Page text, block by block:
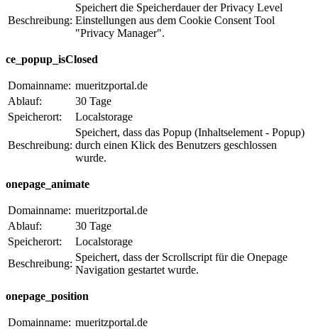
Beschreibung:
Speichert die Speicherdauer der Privacy Level
Einstellungen aus dem Cookie Consent Tool
"Privacy Manager".
ce_popup_isClosed
Domainname: mueritzportal.de
Ablauf:
30 Tage
Speicherort:
Localstorage
Beschreibung:
Speichert, dass das Popup (Inhaltselement - Popup)
durch einen Klick des Benutzers geschlossen
wurde.
onepage_animate
Domainname: mueritzportal.de
Ablauf:
30 Tage
Speicherort:
Localstorage
Beschreibung:
Speichert, dass der Scrollscript für die Onepage
Navigation gestartet wurde.
onepage_position
Domainname: mueritzportal.de